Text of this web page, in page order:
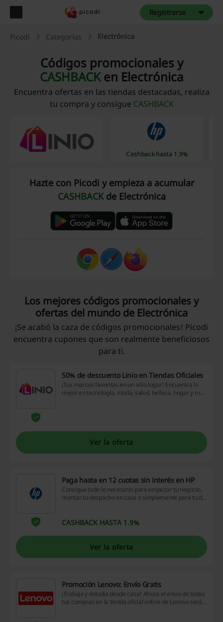
Registrarse
Picodi Categorías Electrónica
Códigos promocionales y
CASHBACKen Electrónica
Encuentra ofertas en las tiendas destacadas, realiza
tu compra y consigue CASHBACK
Cashback hasta 1.9%
Hazte con Picodi y empieza a acumular
CASHBACKde Electrónica
Los mejores códigos promocionales y
ofertas del mundo de Electrónica
¡Se acabó la caza de códigos promocionales! Picodi
encuentra cupones que son realmente beneficiosos
para ti.
50% de descuento Linio en Tiendas Oficiales
¡Tus marcas favoritas en un sólo lugar! Encuentra lo
mejor en tecnología, moda, salud, belleza, hogar y más
Ver la oferta
Paga hasta en 12 cuotas sin interés en HP
Consigue todo lo necesario para empezar tu negocio,
montar tu despacho en casa o simplemente para tu día
encuentra el equipo perfecto.
CASHBACK HASTA 1.9%
Ver la oferta
Promoción Lenovo: Envío Gratis
¡Trabaja y estudia desde casa! Ahora el envío de todas
tus compras en la tienda oficial online de Lenovo será